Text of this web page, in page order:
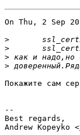
On Thu, 2 Sep
>
>
>
>
Покажите сам
--
Best regards,
Andrew Kopeyko <